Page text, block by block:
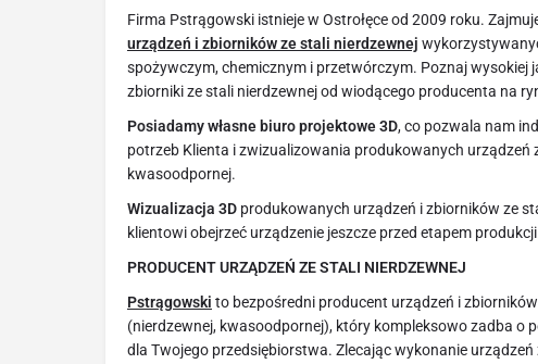
Firma Pstrągowski istnieje w Ostrołęce od 2009 roku.
urządzeń i zbiorników ze stali nierdzewnej
spożywczym, chemicznym i przetwórczym. Poznaj wysokiej
zbiorniki ze stali nierdzewnej od wiodącego producenta na
Posiadamy własne biuro projektowe 3D, co pozwala nam
potrzeb Klienta i zwizualizowania produkowanych urządzeń
kwasoodpornej.
Wizualizacja 3D produkowanych urządzeń i zbiorników ze
klientowi obejrzeć urządzenie jeszcze przed etapem
PRODUCENT URZĄDZEŃ ZE STALI NIERDZEWNEJ
Pstrągowski to bezpośredni producent urządzeń i
(nierdzewnej, kwasoodpornej), który kompleksowo zadba o
dla Twojego przedsiębiorstwa. Zlecając wykonanie urządzeń